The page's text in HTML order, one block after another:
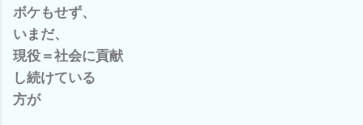
ボケもせず、
いまだ、
現役＝社会に貢献
し続けている
方が